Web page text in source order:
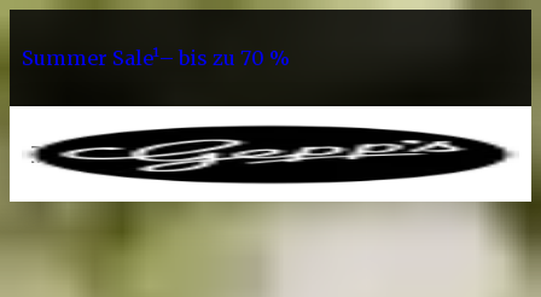
Summer Sale¹– bis zu 70 %
0